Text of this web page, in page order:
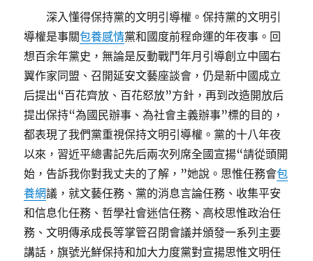
深入懂得保持黨的文明引導權。保持黨的文明引
導權是事關包養感情黨和國度前程命運的年夜事。回
想百余年黨史，無論是反動戰鬥年月引導創立中國右
翼作家同盟、召開延安文藝座談會，仍是新中國成立
后提出“百花齊放、百花怒放”方針，再到改造開放后
提出保持“為國民辦事、為社會主義辦事”標的目的，
都表現了我們黨重視保持文明引導權。黨的十八年夜
以來，習近平總書記先后兩次列席全國宣揚“請從頭開
始，告訴我你對我丈夫的了解，”她說。思惟任務會包
養網議，就文藝任務、黨的消息言論任務、收集平安
和信息化任務、哲學社會迷信任務、高校思惟政治任
務、文明傳承成長等掌管召閉會議并頒發一系列主要
講話，旗號光鮮保持和加大力度黨對宣揚思惟文明任